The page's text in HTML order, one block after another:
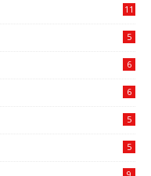
11
5
6
6
5
5